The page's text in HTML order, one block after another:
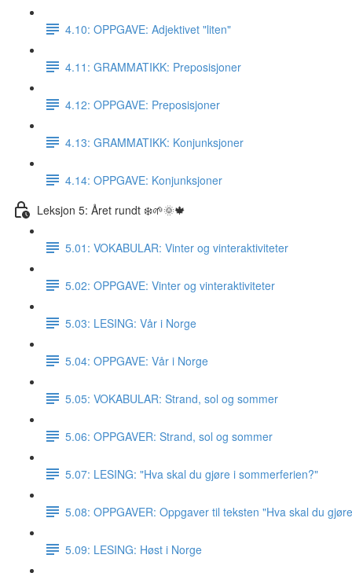
4.10: OPPGAVE: Adjektivet "liten"
4.11: GRAMMATIKK: Preposisjoner
4.12: OPPGAVE: Preposisjoner
4.13: GRAMMATIKK: Konjunksjoner
4.14: OPPGAVE: Konjunksjoner
Leksjon 5: Året rundt ❄️🌱🌞🍁
5.01: VOKABULAR: Vinter og vinteraktiviteter
5.02: OPPGAVE: Vinter og vinteraktiviteter
5.03: LESING: Vår i Norge
5.04: OPPGAVE: Vår i Norge
5.05: VOKABULAR: Strand, sol og sommer
5.06: OPPGAVER: Strand, sol og sommer
5.07: LESING: "Hva skal du gjøre i sommerferien?"
5.08: OPPGAVER: Oppgaver til teksten "Hva skal du
5.09: LESING: Høst i Norge